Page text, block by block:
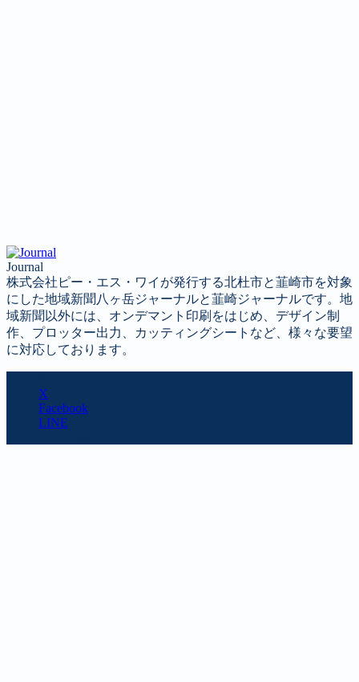
Journal
株式会社ピー・エス・ワイが発行する北杜市と韮崎市を対象
にした地域新聞八ヶ岳ジャーナルと韮崎ジャーナルです。地
域新聞以外には、オンデマント印刷をはじめ、デザイン制
作、プロッター出力、カッティングシートなど、様々な要望
に対応しております。
X
Facebook
LINE